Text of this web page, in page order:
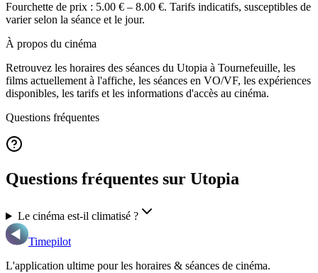
Fourchette de prix : 5.00 € – 8.00 €. Tarifs indicatifs, susceptibles de
varier selon la séance et le jour.
À propos du cinéma
Retrouvez les horaires des séances du Utopia à Tournefeuille, les
films actuellement à l'affiche, les séances en VO/VF, les expériences
disponibles, les tarifs et les informations d'accès au cinéma.
Questions fréquentes
Questions fréquentes sur Utopia
Le cinéma est-il climatisé ?
Timepilot
L'application ultime pour les horaires & séances de cinéma.